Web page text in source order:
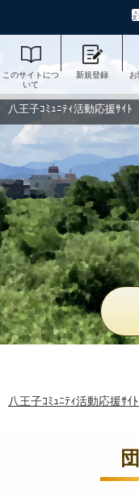
このサイトにつ
いて
新規登録
八王子ｺﾐｭﾆﾃｨ活動応援ｻｲ
八王子ｺﾐｭﾆﾃｨ活動応援ｻ